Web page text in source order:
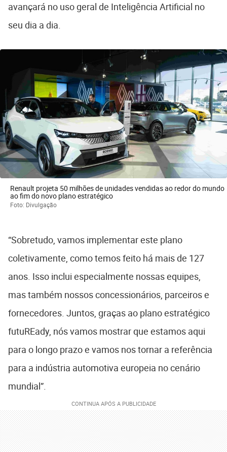
avançará no uso geral de Inteligência Artificial no
seu dia a dia.
Renault projeta 50 milhões de unidades vendidas ao redor do mundo
ao fim do novo plano estratégico
Foto: Divulgação
“Sobretudo, vamos implementar este plano
coletivamente, como temos feito há mais de 127
anos. Isso inclui especialmente nossas equipes,
mas também nossos concessionários, parceiros e
fornecedores. Juntos, graças ao plano estratégico
futuREady, nós vamos mostrar que estamos aqui
para o longo prazo e vamos nos tornar a referência
para a indústria automotiva europeia no cenário
mundial”.